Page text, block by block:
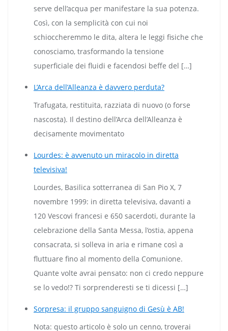
serve dell’acqua per manifestare la sua potenza.
Così, con la semplicità con cui noi
schioccheremmo le dita, altera le leggi fisiche che
conosciamo, trasformando la tensione
superficiale dei fluidi e facendosi beffe del […]
L’Arca dell’Alleanza è davvero perduta?
Trafugata, restituita, razziata di nuovo (o forse
nascosta). Il destino dell’Arca dell’Alleanza è
decisamente movimentato
Lourdes: è avvenuto un miracolo in diretta
televisiva!
Lourdes, Basilica sotterranea di San Pio X, 7
novembre 1999: in diretta televisiva, davanti a
120 Vescovi francesi e 650 sacerdoti, durante la
celebrazione della Santa Messa, l’ostia, appena
consacrata, si solleva in aria e rimane così a
fluttuare fino al momento della Comunione.
Quante volte avrai pensato: non ci credo neppure
se lo vedo!? Ti sorprenderesti se ti dicessi […]
Sorpresa: il gruppo sanguigno di Gesù è AB!
Nota: questo articolo è solo un cenno, troverai